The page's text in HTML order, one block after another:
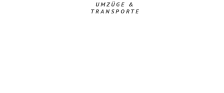
UMZÜGE &
TRANSPORTE